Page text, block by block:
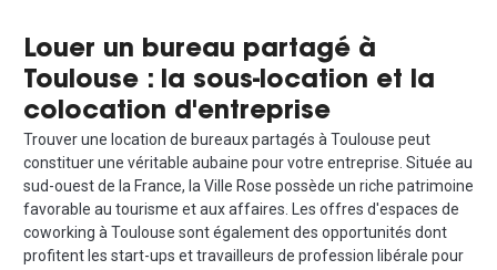
Louer un bureau partagé à
Toulouse : la sous-location et la
colocation d'entreprise
Trouver une location de bureaux partagés à Toulouse peut
constituer une véritable aubaine pour votre entreprise. Située au
sud-ouest de la France, la Ville Rose possède un riche patrimoine
favorable au tourisme et aux affaires. Les offres d'espaces de
coworking à Toulouse sont également des opportunités dont
profitent les start-ups et travailleurs de profession libérale pour